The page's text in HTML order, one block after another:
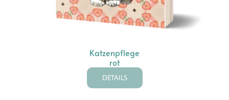
Katzenpflege
rot
DETAILS